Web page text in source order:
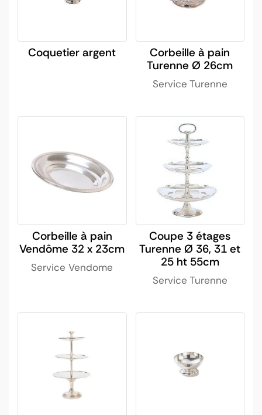
Coquetier argent
Corbeille à pain
Turenne Ø 26cm
Service Turenne
Corbeille à pain
Vendôme 32 x 23cm
Service Vendome
Coupe 3 étages
Turenne Ø 36, 31 et
25 ht 55cm
Service Turenne